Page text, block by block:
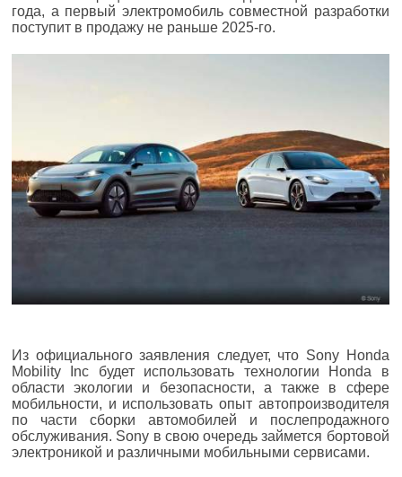
года, а первый электромобиль совместной разработки
поступит в продажу не раньше 2025-го.
Из официального заявления следует, что Sony Honda
Mobility Inc будет использовать технологии Honda в
области экологии и безопасности, а также в сфере
мобильности, и использовать опыт автопроизводителя
по части сборки автомобилей и послепродажного
обслуживания. Sony в свою очередь займется бортовой
электроникой и различными мобильными сервисами.